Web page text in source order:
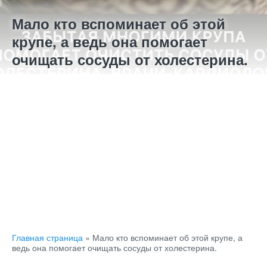
Мало кто вспоминает об этой
крупе, а ведь она помогает
очищать сосуды от холестерина.
Главная страница » Мало кто вспоминает об этой крупе, а
ведь она помогает очищать сосуды от холестерина.